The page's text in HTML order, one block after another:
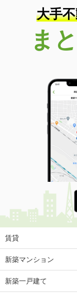
間
静岡県静岡市駿河
価
間取
静岡県焼津市石脇
価
住
専
間
静岡県焼津市石脇
価
住
専有
静岡県浜松市中央
大手
ま
賃貸
新築マンション
新築一戸建て